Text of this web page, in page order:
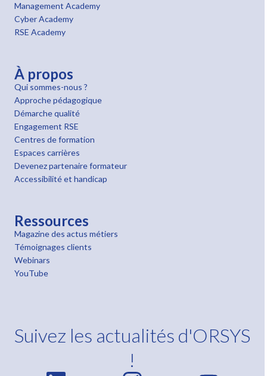
Management Academy
Cyber Academy
RSE Academy
À propos
Qui sommes-nous ?
Approche pédagogique
Démarche qualité
Engagement RSE
Centres de formation
Espaces carrières
Devenez partenaire formateur
Accessibilité et handicap
Ressources
Magazine des actus métiers
Témoignages clients
Webinars
YouTube
Suivez les actualités d'ORSYS
!